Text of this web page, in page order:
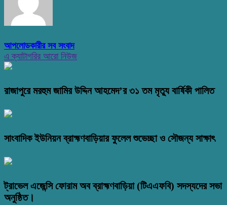
আপলোডকারীর সব সংবাদ
এ ক্যাটাগরির আরো নিউজ
রাজাপুরে মরহুম জামির উদ্দিন আহমেদ’র ৩১ তম মৃত্যু বার্ষিকী পালিত
সাংবাদিক ইউনিয়ন ব্রাহ্মণবাড়িয়ার ফুলেল শুভেচ্ছা ও সৌজন্য সাক্ষাৎ
ট্রাভেল এজেন্সি ফোরাম অব ব্রাহ্মণবাড়িয়া (টিএএফবি) সদস্যদের সভা
অনুষ্ঠিত।